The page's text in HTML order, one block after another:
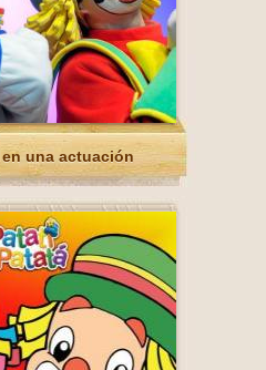
una actuación